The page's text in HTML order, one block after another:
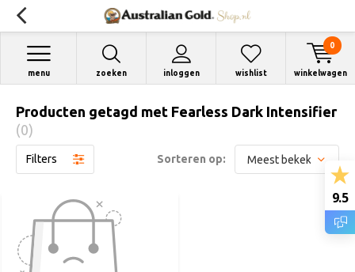
zoeken inloggen
menu wishlist winkelwagen
0
Producten getagd met Fearless Dark Intensifier
(0)
Filters Sorteren op:
9.5